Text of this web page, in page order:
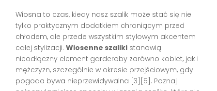
Wiosna to czas, kiedy nasz szalik może stać się nie
tylko praktycznym dodatkiem chroniącym przed
chłodem, ale przede wszystkim stylowym akcentem
całej stylizacji.Wiosenne szaliki stanowią
nieodłączny element garderoby zarówno kobiet, jak i
mężczyzn, szczególnie w okresie przejściowym, gdy
pogoda bywa nieprzewidywalna [3][5]. Poznaj